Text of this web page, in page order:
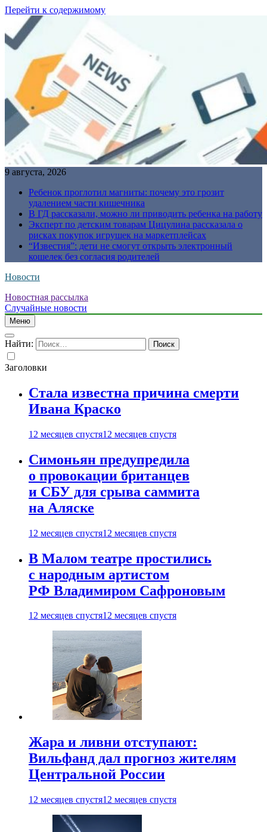
Перейти к содержимому
9 августа, 2026
Ребенок проглотил магниты: почему это грозит
удалением части кишечника
В ГД рассказали, можно ли приводить ребенка на работу
Эксперт по детским товарам Цицулина рассказала о
рисках покупок игрушек на маркетплейсах
“Известия”: дети не смогут открыть электронный
кошелек без согласия родителей
Новости
Новостная рассылка
Случайные новости
Меню
Найти:
Заголовки
Стала известна причина смерти
Ивана Краско
12 месяцев спустя12 месяцев спустя
Симоньян предупредила
о провокации британцев
и СБУ для срыва саммита
на Аляске
12 месяцев спустя12 месяцев спустя
В Малом театре простились
с народным артистом
РФ Владимиром Сафроновым
12 месяцев спустя12 месяцев спустя
Жара и ливни отступают:
Вильфанд дал прогноз жителям
Центральной России
12 месяцев спустя12 месяцев спустя